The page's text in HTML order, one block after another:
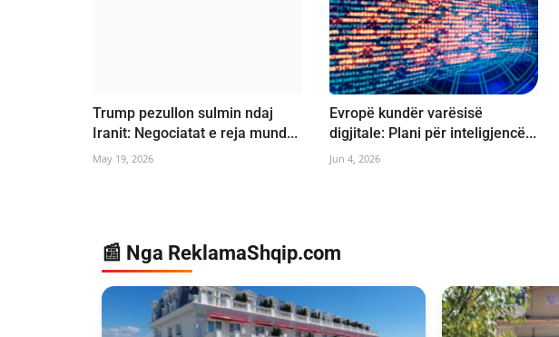
Trump pezullon sulmin ndaj
Iranit: Negociatat e reja mund...
May 19, 2026
Evropë kundër varësisë
digjitale: Plani për inteligjencë...
Jun 4, 2026
📰 Nga ReklamaShqip.com